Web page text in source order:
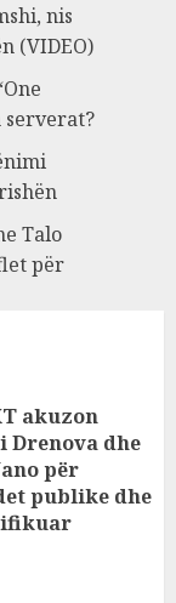
nis
(VIDEO)
serverat?
Talo
për
akuzon
dhe
për
publike dhe